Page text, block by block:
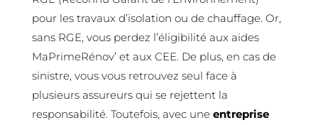
pour les travaux d’isolation ou de chauffage. Or,
sans RGE, vous perdez l’éligibilité aux aides
MaPrimeRénov’ et aux CEE. De plus, en cas de
sinistre, vous vous retrouvez seul face à
plusieurs assureurs qui se rejettent la
responsabilité. Toutefois, avec une entreprise